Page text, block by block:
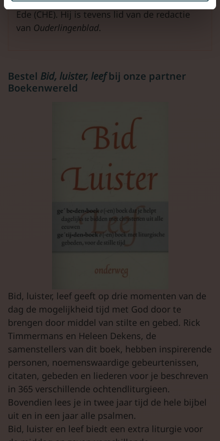
Ede (CHE). Hij is tevens lid van de redactie
van Ouderlingenblad.
Bestel Bid, luister, leefbij onze partner
Boekenwereld
Bid, luister, leef geeft op drie momenten van de
dag de mogelijkheid tijd met God door te
brengen door middel van stilte en gebed. Rick
Timmermans en Heleen Dekens, de
samenstellers van dit boek, hebben inspirerende
personen, noemenswaardige gebeurtenissen,
citaten, gebeden en liederen voor je beschreven
in 365 verschillende ochtendliturgieen.
Bovendien lees je in twee jaar tijd de hele bijbel
uit en in een jaar alle psalmen.
Bid, luister en leef biedt een extra liturgie voor